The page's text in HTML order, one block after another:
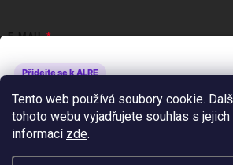
Tento web používá soubory cookie.
tohoto webu vyjadřujete souhlas s jejich
informací zde.
E-MAIL
Vložením e-mailu souhlasíte spodmínkami
Přihlásit se
Přidejte se k ALRE
Získejte 5 % slevu
Novinky, slevy a tipy jako první.